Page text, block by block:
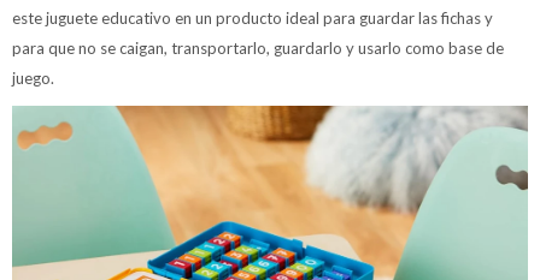
este juguete educativo en un producto ideal para guardar las fichas y
para que no se caigan, transportarlo, guardarlo y usarlo como base de
juego.